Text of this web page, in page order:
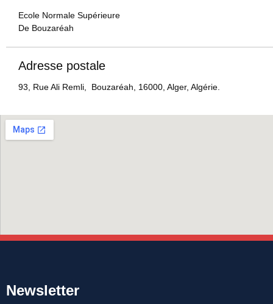
Ecole Normale Supérieure
De Bouzaréah
Adresse postale
93, Rue Ali Remli, Bouzaréah, 16000, Alger, Algérie.
Newsletter